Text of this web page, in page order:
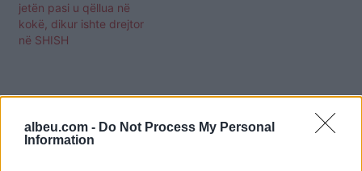
albeu.com - Do Not Process My Personal
Information
jetën pasi u qëllua në
kokë, dikur ishte drejtor
në SHISH